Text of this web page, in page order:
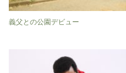
義父との公園デビュー